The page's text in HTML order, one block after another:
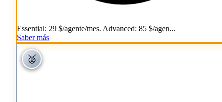
Essential: 29 $/agente/mes. Advanced: 85 $/agen...
Saber más
🥈
🥈